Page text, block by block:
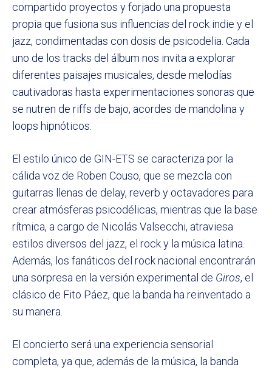
compartido proyectos y forjado una propuesta
propia que fusiona sus influencias del rock indie y el
jazz, condimentadas con dosis de psicodelia. Cada
uno de los tracks del álbum nos invita a explorar
diferentes paisajes musicales, desde melodías
cautivadoras hasta experimentaciones sonoras que
se nutren de riffs de bajo, acordes de mandolina y
loops hipnóticos.
El estilo único de GIN-ETS se caracteriza por la
cálida voz de Roben Couso, que se mezcla con
guitarras llenas de delay, reverb y octavadores para
crear atmósferas psicodélicas, mientras que la base
rítmica, a cargo de Nicolás Valsecchi, atraviesa
estilos diversos del jazz, el rock y la música latina.
Además, los fanáticos del rock nacional encontrarán
una sorpresa en la versión experimental de Giros, el
clásico de Fito Páez, que la banda ha reinventado a
su manera.
El concierto será una experiencia sensorial
completa, ya que, además de la música, la banda